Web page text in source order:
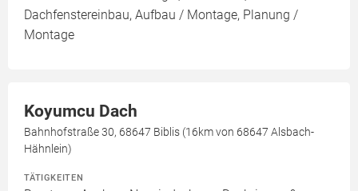
Dachfenstereinbau, Aufbau / Montage, Planung /
Montage
Koyumcu Dach
Bahnhofstraße 30, 68647 Biblis (16km von 68647 Alsbach-
Hähnlein)
TÄTIGKEITEN